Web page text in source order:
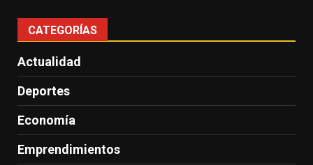
CATEGORÍAS
Actualidad
Deportes
Economía
Emprendimientos